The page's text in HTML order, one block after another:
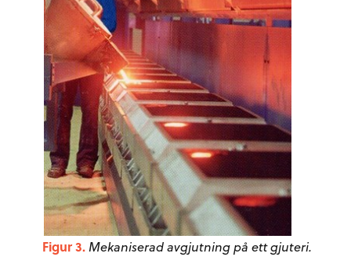
Figur 3.Mekaniserad avgjutning på ett gjuteri.